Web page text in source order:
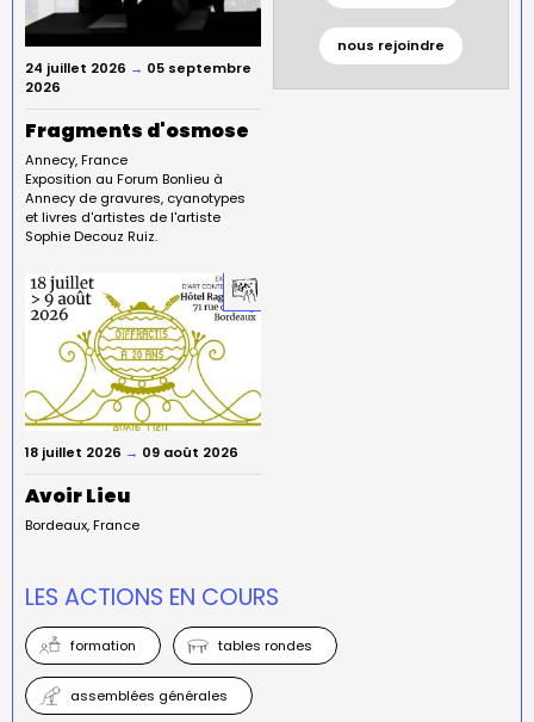
24 juillet 2026 → 05 septembre
2026
Fragments d'osmose
Annecy France
Exposition au Forum Bonlieu à
Annecy de gravures, cyanotypes
et livres d'artistes de l'artiste
Sophie Decouz Ruiz.
nous rejoindre
18 juillet 2026 → 09 août 2026
Avoir Lieu
Bordeaux France
LES ACTIONS EN COURS
formation tables rondes
assemblées générales